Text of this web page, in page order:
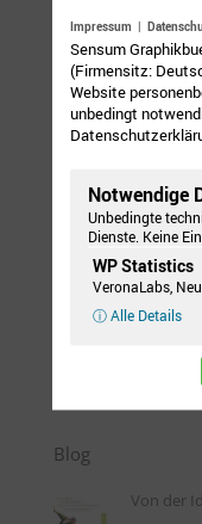
Gebundene
Das Buch ist
ISBN Nummer
EUR 15,00
href=“http://
Djahangiri/dp/
size=“medium“
color=“#ffffff“]Bei
Amazon ansehen
[gdlr_divider
Blog
Von der
Impressum |
Sensum
(Firmensitz:
Website
unbedingt
Notwendige
Unbedingte
Dienste. Keine
WP Statistics
VeronaLabs,
ⓘ Alle Details